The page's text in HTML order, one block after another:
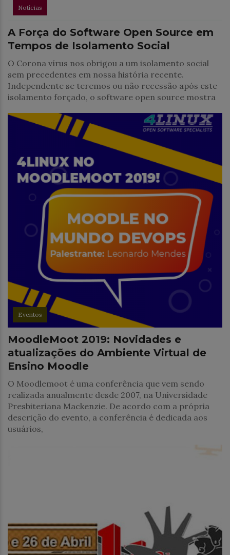
Notícias
A Força do Software Open Source em
Tempos de Isolamento Social
O Corona vírus nos obrigou a um isolamento social
sem precedentes em nossa história recente.
Independente se teremos ou não recessão após este
isolamento forçado, o software open source mostra
Eventos
MoodleMoot 2019: Novidades e
atualizações do Ambiente Virtual de
Ensino Moodle
O Moodlemoot é uma conferência que vem sendo
realizada anualmente desde 2007, na Universidade
Presbiteriana Mackenzie. De acordo com a própria
descrição do evento, a conferência é dedicada aos
usuários,